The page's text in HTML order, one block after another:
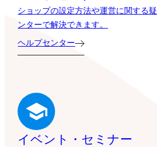
ショップの設定方法や運営に関する
ンターで解決できます。
ヘルプセンター
イベント・セミナー